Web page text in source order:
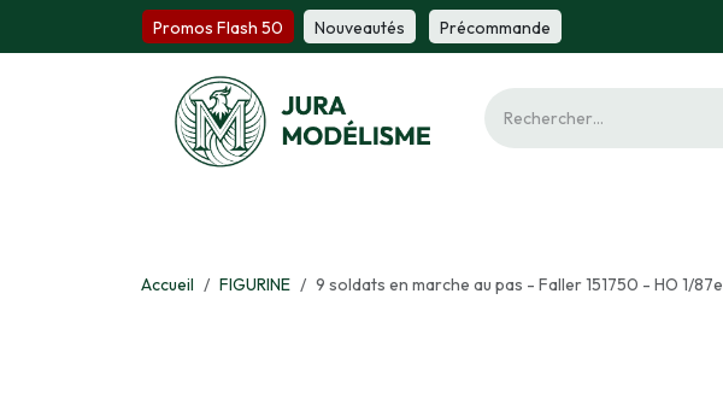
Se rendre au contenu
Promos Flash 50 Nou​​v​​ea​​utés Précomm​​a​​nde
Accueil FIGURINE 9 soldats en marche au pas - Faller 151750 - HO 1/87e